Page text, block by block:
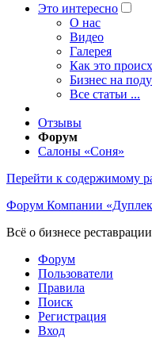
Это интересно
O нас
Видео
Галерея
Как это
Бизнес на
Все статьи ...
Отзывы
Форум
Салоны «Соня»
Перейти к содержимому
Форум Компании
Всё о бизнесе
Форум
Пользователи
Правила
Поиск
Регистрация
Вход